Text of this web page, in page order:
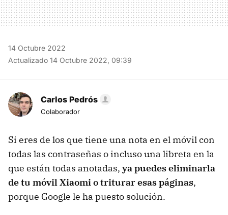
14 Octubre 2022
Actualizado 14 Octubre 2022, 09:39
Carlos Pedrós
Colaborador
Si eres de los que tiene una nota en el móvil con
todas las contraseñas o incluso una libreta en la
que están todas anotadas, ya puedes eliminarla
de tu móvil Xiaomi o triturar esas páginas,
porque Google le ha puesto solución.